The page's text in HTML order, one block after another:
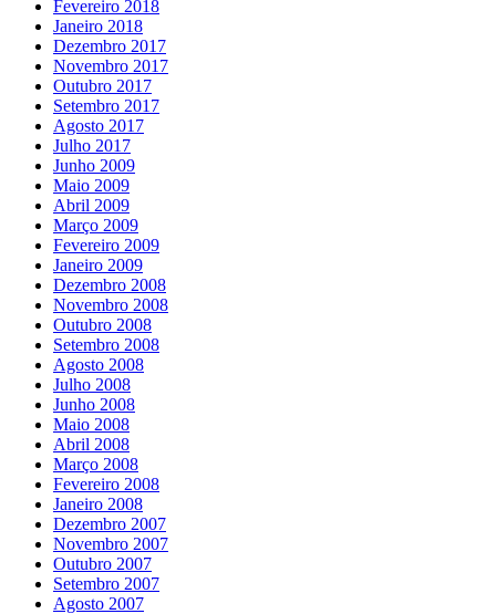
Fevereiro 2018
Janeiro 2018
Dezembro 2017
Novembro 2017
Outubro 2017
Setembro 2017
Agosto 2017
Julho 2017
Junho 2009
Maio 2009
Abril 2009
Março 2009
Fevereiro 2009
Janeiro 2009
Dezembro 2008
Novembro 2008
Outubro 2008
Setembro 2008
Agosto 2008
Julho 2008
Junho 2008
Maio 2008
Abril 2008
Março 2008
Fevereiro 2008
Janeiro 2008
Dezembro 2007
Novembro 2007
Outubro 2007
Setembro 2007
Agosto 2007